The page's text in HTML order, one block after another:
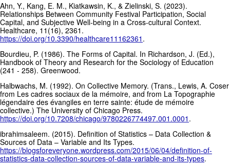
Ahn, Y., Kang, E. M., Kiatkawsin, K., & Zielinski, S. (2023).
Relationships Between Community Festival Participation, Social
Capital, and Subjective Well-being in a Cross-cultural Context.
Healthcare, 11(16), 2361.
https://doi.org/10.3390/healthcare11162361 .
Bourdieu, P. (1986). The Forms of Capital. In Richardson, J. (Ed.),
Handbook of Theory and Research for the Sociology of Education
(241 - 258). Greenwood.
Halbwachs, M. (1992). On Collective Memory. (Trans., Lewis, A. Coser
from Les cadres sociaux de la mémoire, and from La Topographie
légendaire des évangiles en terre sainte: étude de mémoire
collective.) The University of Chicago Press.
https://doi.org/10.7208/chicago/9780226774497.001.0001 .
ibrahimsaleem. (2015). Definition of Statistics – Data Collection &
Sources of Data – Variable and Its Types.
https://blogsforeveryone.wordpress.com/2015/06/04/definition-of-
statistics-data-collection-sources-of-data-variable-and-its-types.